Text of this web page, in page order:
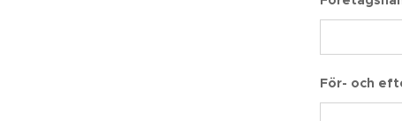
För- och